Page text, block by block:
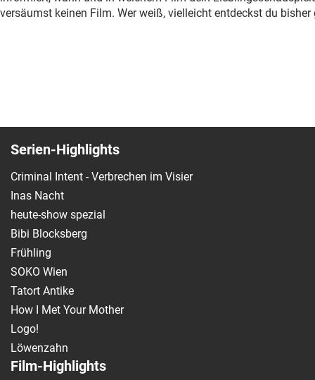
versäumst keinen Film. Wer weiß, vielleicht entdeckst du
Serien-Highlights
Criminal Intent - Verbrechen im Visier
Inas Nacht
heute-show spezial
Bibi Blocksberg
Frühling
SOKO Wien
Tatort Antike
How I Met Your Mother
Logo!
Löwenzahn
Film-Highlights